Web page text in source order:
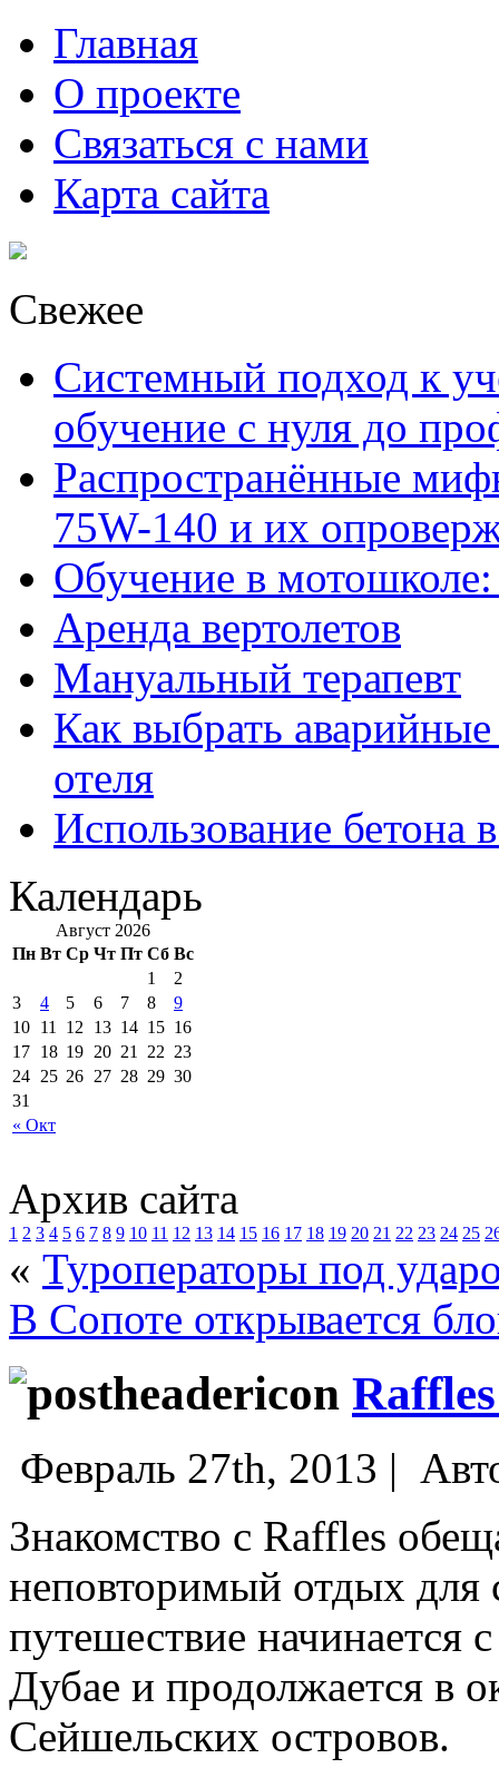
Главная
О проекте
Связаться с нами
Карта сайта
Свежее
Системный подход к
обучение с нуля до
Распространённые
75W-140 и их
Обучение в
Аренда вертолетов
Мануальный терапевт
Как выбрать
отеля
Использование бетона
Календарь
Август 2026
Пн Вт Ср Чт Пт Сб Вс
« Окт
1
2
3
4 5 6 7 8
9
10 11 12 13 14 15 16
17 18 19 20 21 22 23
24 25 26 27 28 29 30
31
Архив сайта
1 2 3 4 5 6 7 8 9 10 11 12 13 14 15 16 17 18 19 20 21 22 23 24 25
« Туроператоры под
В Сопоте открывается
Февраль 27th, 2013 |
Знакомство с Raffles
неповторимый отдых для
путешествие начинается
Дубае и продолжается в
Сейшельских островов.